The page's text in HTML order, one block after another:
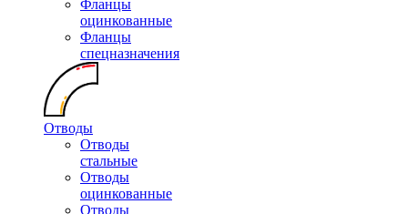
Фланцы
оцинкованные
Фланцы
спецназначения
Отводы
Отводы
стальные
Отводы
оцинкованные
Отводы